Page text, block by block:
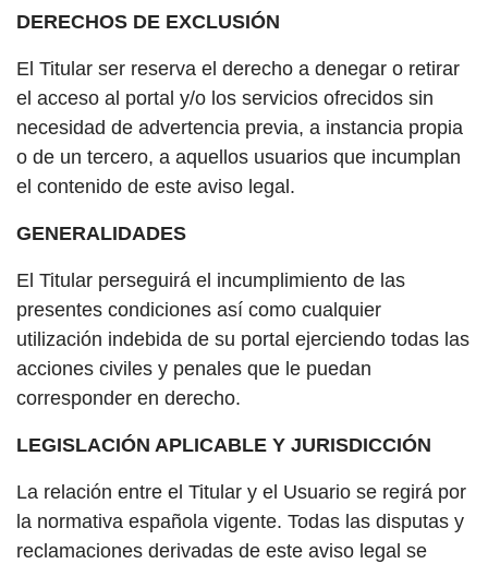
DERECHOS DE EXCLUSIÓN
El Titular ser reserva el derecho a denegar o retirar
el acceso al portal y/o los servicios ofrecidos sin
necesidad de advertencia previa, a instancia propia
o de un tercero, a aquellos usuarios que incumplan
el contenido de este aviso legal.
GENERALIDADES
El Titular perseguirá el incumplimiento de las
presentes condiciones así como cualquier
utilización indebida de su portal ejerciendo todas las
acciones civiles y penales que le puedan
corresponder en derecho.
LEGISLACIÓN APLICABLE Y JURISDICCIÓN
La relación entre el Titular y el Usuario se regirá por
la normativa española vigente. Todas las disputas y
reclamaciones derivadas de este aviso legal se